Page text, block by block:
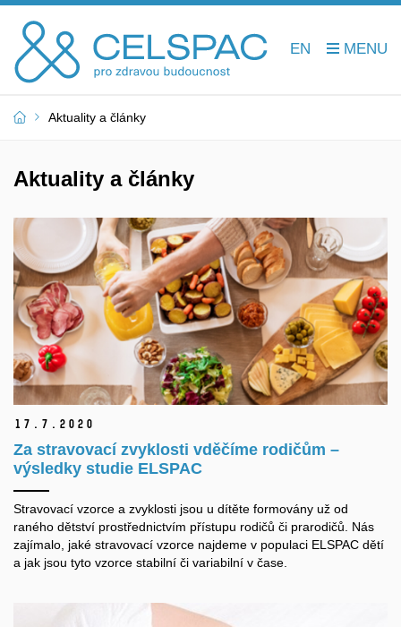
EN
Aktuality a články
Aktuality a články
17. 7. 2020
Za stravovací zvyklosti vděčíme rodičům –
výsledky studie ELSPAC
Stravovací vzorce a zvyklosti jsou u dítěte formovány už od
raného dětství prostřednictvím přístupu rodičů či prarodičů. Nás
zajímalo, jaké stravovací vzorce najdeme v populaci ELSPAC dětí
a jak jsou tyto vzorce stabilní či variabilní v čase.